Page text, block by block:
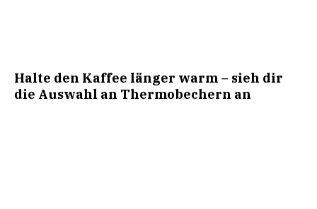
Halte den Kaffee länger warm – sieh dir
die Auswahl an Thermobechern an